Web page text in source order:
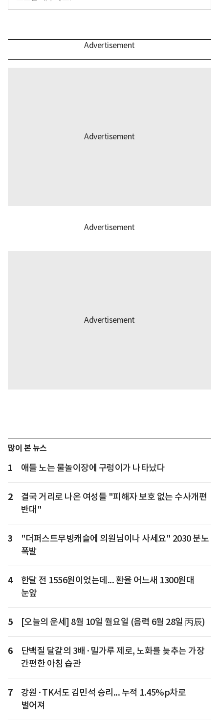
많이 본 뉴스
1 애들 노는 물놀이장에 구렁이가 나타났다
2
결국 거리로 나온 여성들 "피해자 보호 없는 수사개편
반대"
3
"더퍼스트무빙캐슬에 의원님이나 사세요" 2030 분노
폭발
4
한달 전 1556원이었는데... 환율 어느새 1300원대
눈앞
5 [오늘의 운세] 8월 10일 월요일 (음력 6월 28일 丙辰)
6
단백질 달걀의 3배·밀가루 제로, 노화를 늦추는 가장
간편한 아침 습관
7
강원·TK서도 김민석 승리... 누적 1.45%p차로
벌어져